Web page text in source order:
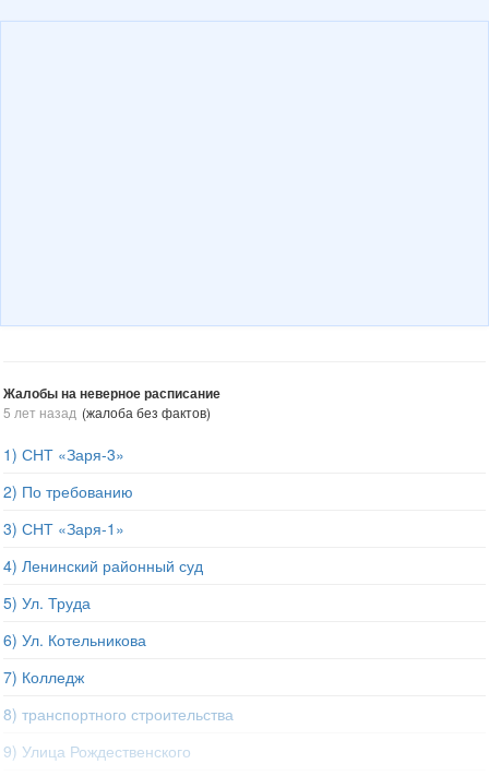
Жалобы на неверное расписание
5 лет назад (жалоба без фактов)
1) СНТ «Заря-3»
2) По требованию
3) СНТ «Заря-1»
4) Ленинский районный суд
5) Ул. Труда
6) Ул. Котельникова
7) Колледж
8) транспортного строительства
9) Улица Рождественского